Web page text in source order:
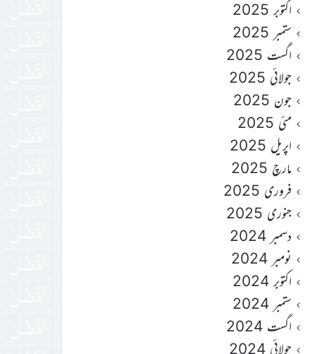
اکتوبر 2025
ستمبر 2025
اگست 2025
جولائی 2025
جون 2025
مئی 2025
اپریل 2025
مارچ 2025
فروری 2025
جنوری 2025
دسمبر 2024
نومبر 2024
اکتوبر 2024
ستمبر 2024
اگست 2024
جولائی 2024